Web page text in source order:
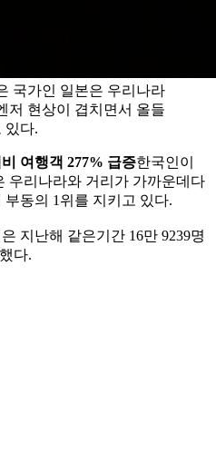
국가인 일본은 우리나라
저 현상이 겹치면서 올들
있다.
여행객 277% 급증한국인이
우리나라와 거리가 가까운데다
동의 1위를 지키고 있다.
지난해 같은기간 16만 9239명
다.